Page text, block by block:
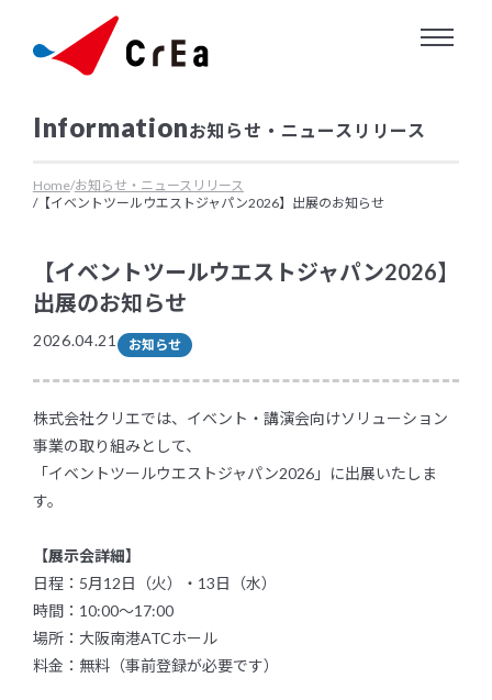
About us
クリエについて
Service
Works
業務実績
Information
お知らせ・ニュースリリース
Blog
ブログ
Recruit
採用情報
お知らせ・ニュースリリース
Home お知らせ・ニュースリリース
【イベントツールウエストジャパン2026】出展のお知らせ
【イベントツールウエストジャパン2026】
出展のお知らせ
2026.04.21 お知らせ
株式会社クリエでは、イベント・講演会向けソリューション
事業の取り組みとして、
「イベントツールウエストジャパン2026」に出展いたしま
す。
【展示会詳細】
日程：5月12日（火）・13日（水）
時間：10:00〜17:00
場所：大阪南港ATCホール
料金：無料（事前登録が必要です）